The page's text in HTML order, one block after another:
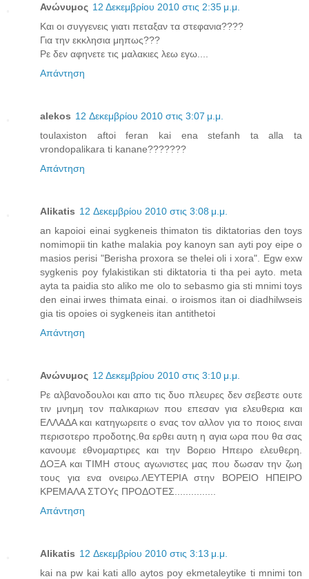
Ανώνυμος 12 Δεκεμβρίου 2010 στις 2:35 μ.μ.
Και οι συγγενεις γιατι πεταξαν τα στεφανια????
Για την εκκλησια μηπως???
Ρε δεν αφηνετε τις μαλακιες λεω εγω....
Απάντηση
alekos 12 Δεκεμβρίου 2010 στις 3:07 μ.μ.
toulaxiston aftoi feran kai ena stefanh ta alla ta
vrondopalikara ti kanane???????
Απάντηση
Alikatis 12 Δεκεμβρίου 2010 στις 3:08 μ.μ.
an kapoioi einai sygkeneis thimaton tis diktatorias den toys
nomimopii tin kathe malakia poy kanoyn san ayti poy eipe o
masios perisi "Berisha proxora se thelei oli i xora". Egw exw
sygkenis poy fylakistikan sti diktatoria ti tha pei ayto. meta
ayta ta paidia sto aliko me olo to sebasmo gia sti mnimi toys
den einai irwes thimata einai. o iroismos itan oi diadhilwseis
gia tis opoies oi sygkeneis itan antithetoi
Απάντηση
Ανώνυμος 12 Δεκεμβρίου 2010 στις 3:10 μ.μ.
Ρε αλβανοδουλοι και απο τις δυο πλευρες δεν σεβεστε ουτε
τιν μνημη τον παλικαριων που επεσαν για ελευθερια και
ΕΛΛΑΔΑ και κατηγωρειτε ο ενας τον αλλον για το ποιος ειναι
περισοτερο προδοτης.θα ερθει αυτη η αγια ωρα που θα σας
κανουμε εθνομαρτιρες και την Βορειο Ηπειρο ελευθερη.
ΔΟΞΑ και ΤΙΜΗ στους αγωνιστες μας που δωσαν την ζωη
τους για ενα ονειρω.ΛΕΥΤΕΡΙΑ στην ΒΟΡΕΙΟ ΗΠΕΙΡΟ
ΚΡΕΜΑΛΑ ΣΤΟΥς ΠΡΟΔΟΤΕΣ...............
Απάντηση
Alikatis 12 Δεκεμβρίου 2010 στις 3:13 μ.μ.
kai na pw kai kati allo aytos poy ekmetaleytike ti mnimi ton